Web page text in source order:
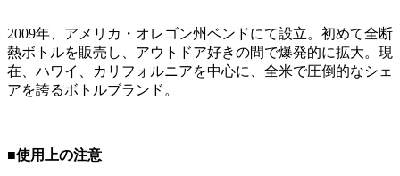
2009年、アメリカ・オレゴン州ベンドにて設立。初めて全断
熱ボトルを販売し、アウトドア好きの間で爆発的に拡大。現
在、ハワイ、カリフォルニアを中心に、全米で圧倒的なシェ
アを誇るボトルブランド。
■使用上の注意